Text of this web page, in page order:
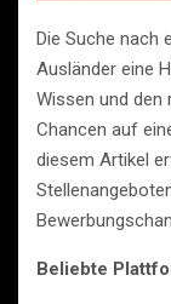
Die Suche nach
Ausländer eine
Wissen und den
Chancen auf
diesem Artikel
Beliebte